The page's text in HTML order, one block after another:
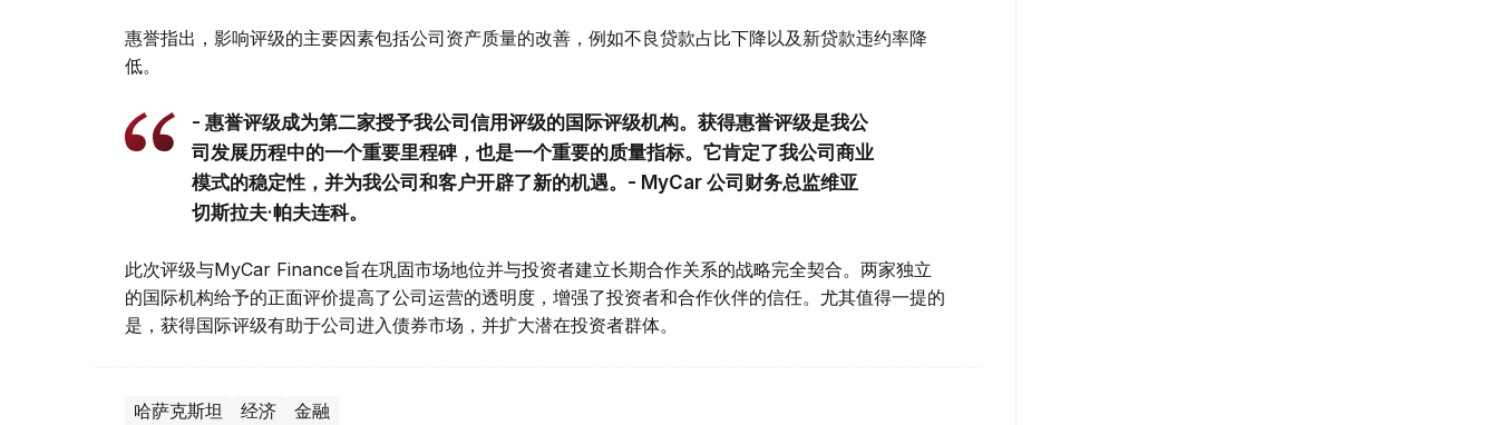
惠誉指出，影响评级的主要因素包括公司资产质量的改善，例如不良贷款占比下降以及新贷款违约率降
低。
- 惠誉评级成为第二家授予我公司信用评级的国际评级机构。获得惠誉评级是我公
司发展历程中的一个重要里程碑，也是一个重要的质量指标。它肯定了我公司商业
模式的稳定性，并为我公司和客户开辟了新的机遇。- MyCar 公司财务总监维亚
切斯拉夫·帕夫连科。
此次评级与MyCar Finance旨在巩固市场地位并与投资者建立长期合作关系的战略完全契合。两家独立
的国际机构给予的正面评价提高了公司运营的透明度，增强了投资者和合作伙伴的信任。尤其值得一提的
是，获得国际评级有助于公司进入债券市场，并扩大潜在投资者群体。
哈萨克斯坦 经济 金融